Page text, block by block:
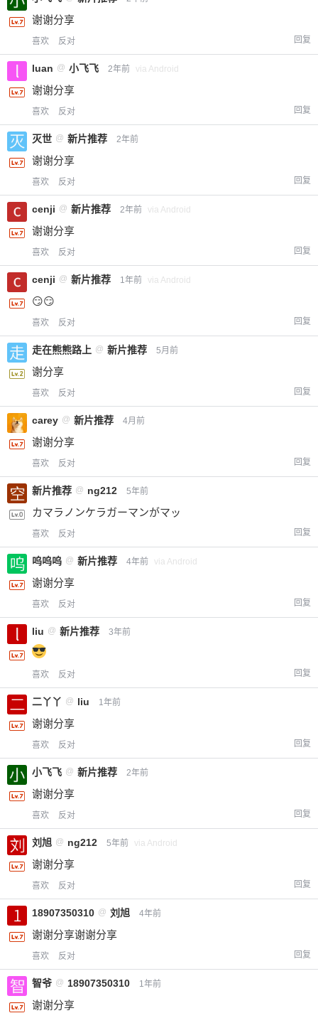
谢谢分享
喜欢 反对 回复
luan @ 小飞飞 2年前 via Android
谢谢分享
喜欢 反对 回复
灭世 @ 新片推荐 2年前
谢谢分享
喜欢 反对 回复
cenji @ 新片推荐 2年前 via Android
谢谢分享
喜欢 反对 回复
cenji @ 新片推荐 1年前 via Android
😏😏
喜欢 反对 回复
走在熊熊路上 @ 新片推荐 5月前
谢分享
喜欢 反对 回复
carey @ 新片推荐 4月前
谢谢分享
喜欢 反对 回复
新片推荐 @ ng212 5年前
カマラノンケラガーマンがマッ
喜欢 反对 回复
呜呜呜 @ 新片推荐 4年前 via Android
谢谢分享
喜欢 反对 回复
liu @ 新片推荐 3年前
喜欢 反对 回复
二丫丫 @ liu 1年前
谢谢分享
喜欢 反对 回复
小飞飞 @ 新片推荐 2年前
谢谢分享
喜欢 反对 回复
刘旭 @ ng212 5年前 via Android
谢谢分享
喜欢 反对 回复
18907350310 @ 刘旭 4年前
谢谢分享谢谢分享
喜欢 反对 回复
智爷 @ 18907350310 1年前
谢谢分享